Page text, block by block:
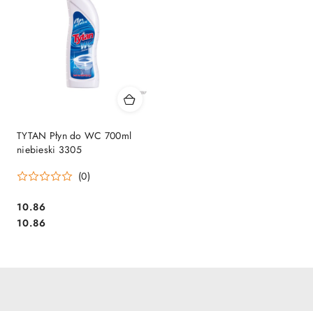
TYTAN Płyn do WC 700ml
niebieski 3305
(0)
Cena:
10.86
Cena:
10.86